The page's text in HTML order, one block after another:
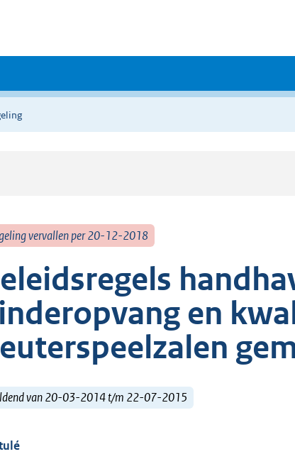
vervallen per 20-12-2018
en
van 20-03-2014 t/m 22-07-2015